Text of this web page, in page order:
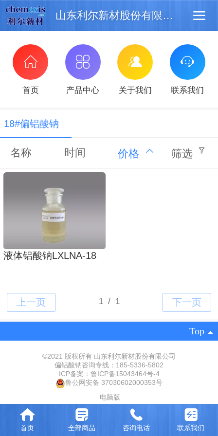
山东利尔新材股份有限公司
首页 产品中心 关于我们 联系我们
18#偏铝酸钠
名称 时间 价格 筛选
液体铝酸钠LXLNA-18
Top
©2021 版权所有 山东利尔新材股份有限公司
偏铝酸钠咨询专线：185-5336-5802
ICP备案： 鲁ICP备15043464号-‍4‍
鲁公网安备 37030602000353号
电脑版
首页 全部商品 咨询电话 联系我们